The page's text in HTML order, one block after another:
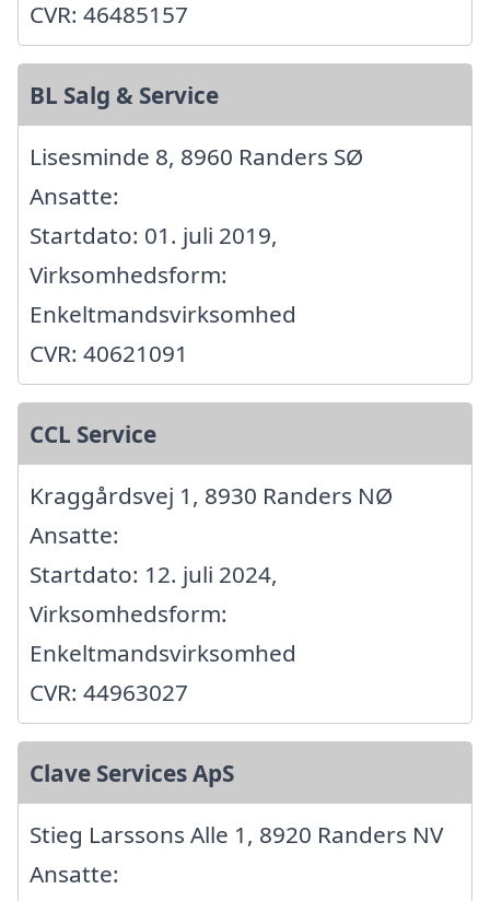
CVR: 46485157
BL Salg & Service
Lisesminde 8, 8960 Randers SØ
Ansatte:
Startdato: 01. juli 2019,
Virksomhedsform:
Enkeltmandsvirksomhed
CVR: 40621091
CCL Service
Kraggårdsvej 1, 8930 Randers NØ
Ansatte:
Startdato: 12. juli 2024,
Virksomhedsform:
Enkeltmandsvirksomhed
CVR: 44963027
Clave Services ApS
Stieg Larssons Alle 1, 8920 Randers NV
Ansatte: